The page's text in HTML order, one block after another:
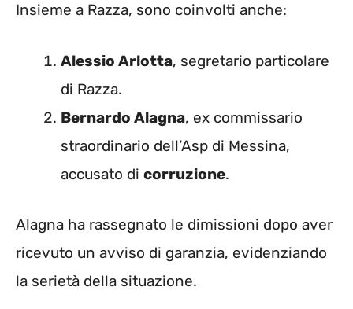
Insieme a Razza, sono coinvolti anche:
Alessio Arlotta, segretario particolare
di Razza.
Bernardo Alagna, ex commissario
straordinario dell’Asp di Messina,
accusato di corruzione.
Alagna ha rassegnato le dimissioni dopo aver
ricevuto un avviso di garanzia, evidenziando
la serietà della situazione.